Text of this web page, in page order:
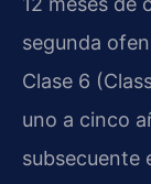
segunda
Clase 6
uno a cinco
subsecuente